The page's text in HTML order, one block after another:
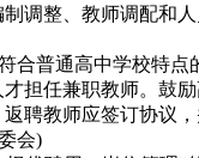
调整、教师调配和
合普通高中学校特
担任兼职教师。鼓
聘教师应签订协
会)